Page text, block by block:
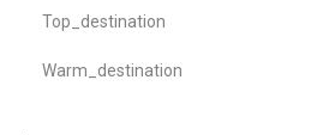
Top_destination
Warm_destination